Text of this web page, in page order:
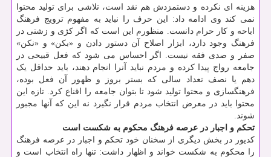
هزینه ای نکرده و دستمزدش هم نقد است، تلاشی برای تولید محتوا
نمی کند وی ادامه داد: این حرف را نباید به مفهوم ترویج فرهنگ
اباحه و کار حرام دانست. منظورم این است که اگر کژی و زشتی در
فرهنگ وجود دارد، ابزار اصلاح آن دستور دادن و «بکن» و «نکن»
صفر و صدی فقه نیست. اگر احساس می شود که فعل قبیحی در
جامعه رواج پیدا کرده و مردم نباید آنرا انجام دهند، باید حداقل یک
دهم یا نصف تعداد سالی که بستر بروز و ظهور آن فعل بوده،
فرهنگسازی و محتوا تولید شود تا بتوان جامعه را اقناع کرد. تازه این
محتوا باید در معرض انتخاب مردم قرار نگیرد نه این که آنها مجبور
شوند.
تحکم و اجبار در عرصه فرهنگ محکوم به شکست است
کدیور در بخش دیگری از سخنان خود تحکم و اجبار در عرصه فرهنگ
را محکوم به شکست خواند و اظهار داشت: تنها راه انتخاب است و